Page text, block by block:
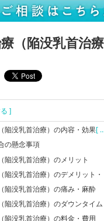
（陥没乳首治療
]
陥没乳首治療）の内容・効果[
の懸念事項
陥没乳首治療）のメリット
陥没乳首治療）のデメリット・
陥没乳首治療）の痛み・麻酔
陥没乳首治療）のダウンタイム
陥没乳首治療）の料金・費用